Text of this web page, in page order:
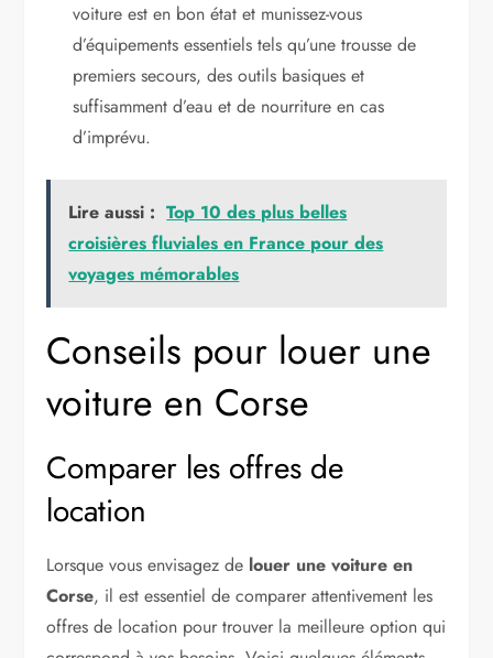
voiture est en bon état et munissez-vous
d’équipements essentiels tels qu’une trousse de
premiers secours, des outils basiques et
suffisamment d’eau et de nourriture en cas
d’imprévu.
Lire aussi : Top 10 des plus belles
croisières fluviales en France pour des
voyages mémorables
Conseils pour louer une
voiture en Corse
Comparer les offres de
location
Lorsque vous envisagez de louer une voiture en
Corse, il est essentiel de comparer attentivement les
offres de location pour trouver la meilleure option qui